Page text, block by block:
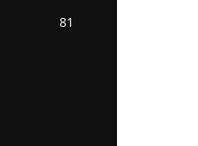
81